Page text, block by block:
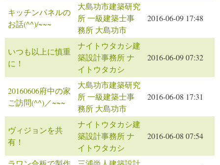
キッチンパネルの
お話(^^)/~~~
大島功市建築研究
所 一級建築士事
務所 大島功市
2016-06-09 17:48
いつも以上に慎重
に！
ナイトウタカシ建
築設計事務所 ナ
イトウタカシ
2016-06-09 07:32
20160606府中の家
ご訪問(^^)／~~~
大島功市建築研究
所 一級建築士事
務所 大島功市
2016-06-08 17:31
ヴィジョンを共
有！
ナイトウタカシ建
築設計事務所 ナ
イトウタカシ
2016-06-08 07:54